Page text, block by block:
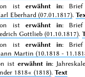
ist erwähnt in: Brief
Eberhard (07.01.1817).
ist erwähnt in: Brief
Gottlieb (01.10.1817).
ist erwähnt in: Brief
Martin (10.1818 -
ist erwähnt in:
1818« (1818).Text